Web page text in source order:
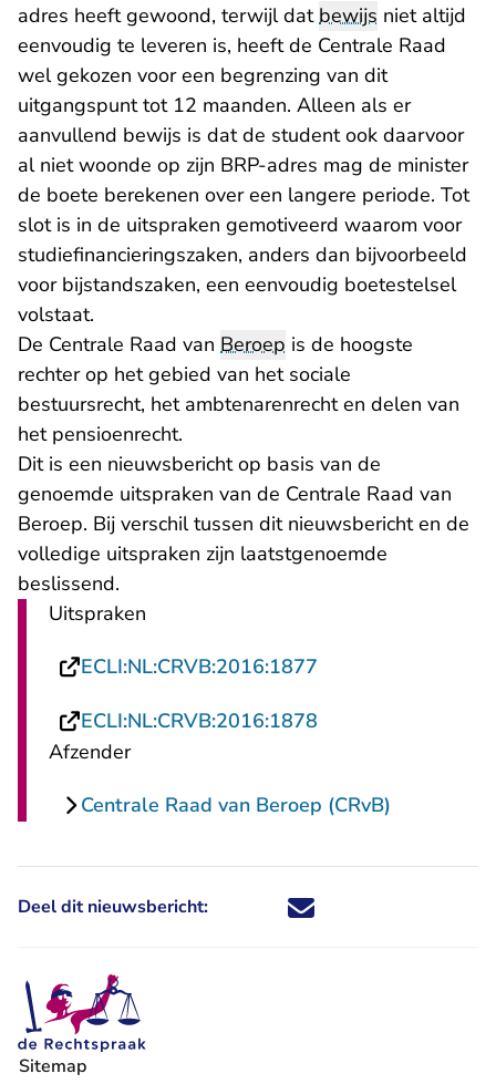
adres heeft gewoond, terwijl datbewijs niet altijd
eenvoudig te leveren is, heeft de Centrale Raad
wel gekozen voor een begrenzing van dit
uitgangspunt tot 12 maanden. Alleen als er
aanvullend bewijs is dat de student ook daarvoor
al niet woonde op zijn BRP-adres mag de minister
de boete berekenen over een langere periode. Tot
slot is in de uitspraken gemotiveerd waarom voor
studiefinancieringszaken, anders dan bijvoorbeeld
voor bijstandszaken, een eenvoudig boetestelsel
volstaat.
De Centrale Raad van Beroep is de hoogste
rechter op het gebied van het sociale
bestuursrecht, het ambtenarenrecht en delen van
het pensioenrecht.
Dit is een nieuwsbericht op basis van de
genoemde uitspraken van de Centrale Raad van
Beroep. Bij verschil tussen dit nieuwsbericht en de
volledige uitspraken zijn laatstgenoemde
beslissend.
Uitspraken
ECLI:NL:CRVB:2016:1877
ECLI:NL:CRVB:2016:1878
Afzender
Centrale Raad van Beroep (CRvB)
Deel dit nieuwsbericht: Deel dit nieuwsbericht via X -
Deel dit nieuwsbericht via
Deel dit nieuwsbericht
Deel dit
Sitemap